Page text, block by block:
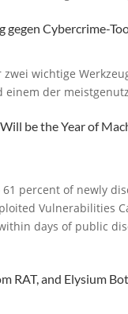
gegen Cybercrime-
wichtige
einem der
be the Year of
percent of newly
Vulnerabilities
days of public
RAT, and Elysium